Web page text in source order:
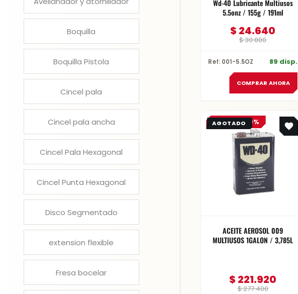
Boquilla
Boquilla Pistola
Cincel pala
Cincel pala ancha
Cincel Pala Hexagonal
Cincel Punta Hexagonal
Disco Segmentado
extension flexible
Fresa bocelar
Wd-40 Lubricante Multiusos
5.5onz / 155g / 191ml
$30.800
$ 24.640
Ref: 001-5.5OZ 89 disp.
COMPRAR AHORA
OFERTA -20%
ACEITE AEROSOL 009
MULTIUSOS 1GALON / 3,785L
$277.400
Original
price
was:
$ 277.400.
$ 221.920
Current
price
is:
$ 221.920.